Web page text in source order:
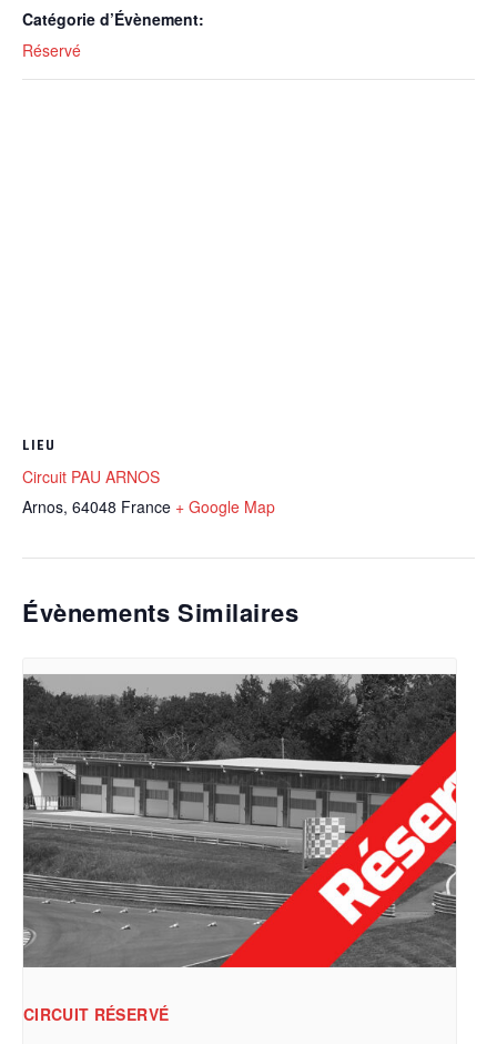
Catégorie d’Évènement:
Réservé
LIEU
Circuit PAU ARNOS
Arnos, 64048 France + Google Map
Évènements Similaires
CIRCUIT RÉSERVÉ